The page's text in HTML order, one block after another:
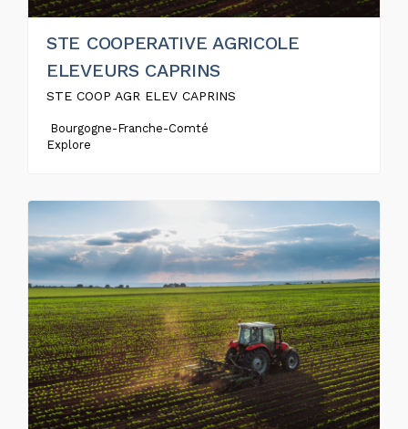
STE COOPERATIVE AGRICOLE
ELEVEURS CAPRINS
STE COOP AGR ELEV CAPRINS
Bourgogne-Franche-Comté
Explore